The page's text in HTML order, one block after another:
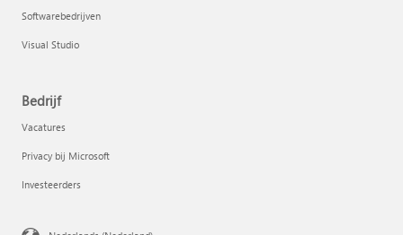
Softwarebedrijven
Visual Studio
Bedrijf
Vacatures
Privacy bij Microsoft
Investeerders